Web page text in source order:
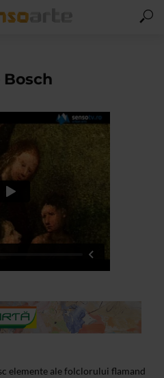
elemente ale folclorului flamand